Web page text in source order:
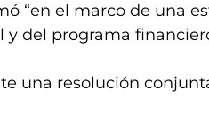
“en el marco de una
y del programa
una resolución